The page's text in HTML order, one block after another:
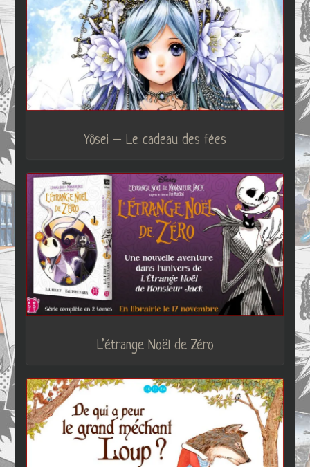
Yôsei – Le cadeau des fées
L’étrange Noël de Zéro